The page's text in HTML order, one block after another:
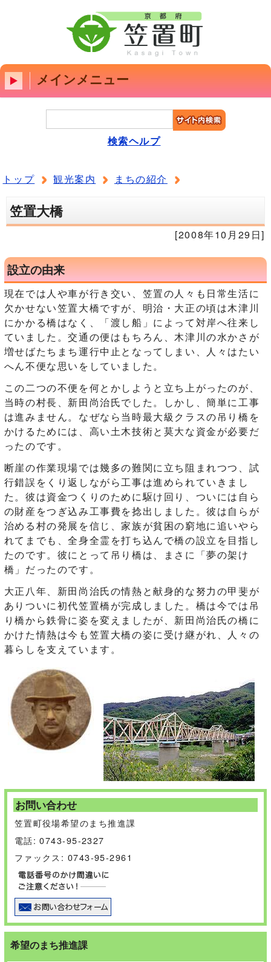
メインメニュー
検索ヘルプ
トップ 観光案内 まちの紹介
笠置大橋
[2008年10月29日]
設立の由来
現在では人や車が行き交い、笠置の人々も日常生活に
欠かせない笠置大橋ですが、明治・大正の頃は木津川
にかかる橋はなく、「渡し船」によって対岸へ往来し
ていました。交通の便はもちろん、木津川の水かさが
増せばたちまち運行中止となってしまい、人々はたい
へん不便な思いをしていました。
この二つの不便を何とかしようと立ち上がったのが、
当時の村長、新田尚治氏でした。しかし、簡単に工事
は進みません。なぜなら当時最大級クラスの吊り橋を
かけるためには、高い土木技術と莫大な資金が必要だ
ったのです。
断崖の作業現場では幾多の難関に立ち阻まれつつ、試
行錯誤をくり返しながら工事は進められていきまし
た。彼は資金つくりのために駆け回り、ついには自ら
の財産をつぎ込み工事費を捻出しました。彼は自らが
治める村の発展を信じ、家族が貧困の窮地に追いやら
れてまでも、全身全霊を打ち込んで橋の設立を目指し
たのです。彼にとって吊り橋は、まさに「夢の架け
橋」だったのです。
大正八年、新田尚治氏の情熱と献身的な努力の甲斐が
ありついに初代笠置橋が完成しました。橋は今では吊
り橋から鉄骨に姿を変えましたが、新田尚治氏の橋に
かけた情熱は今も笠置大橋の姿に受け継がれ、人々の
暮らしを支えています。
お問い合わせ
笠置町役場希望のまち推進課
電話: 0743-95-2327
ファックス: 0743-95-2961
希望のまち推進課